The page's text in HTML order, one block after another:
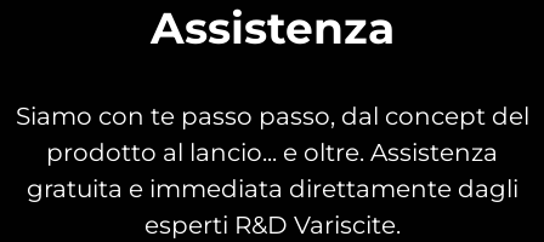
Assistenza
Siamo con te passo passo, dal concept del
prodotto al lancio... e oltre. Assistenza
gratuita e immediata direttamente dagli
esperti R&D Variscite.